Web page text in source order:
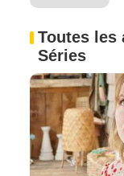
Toutes les
Séries